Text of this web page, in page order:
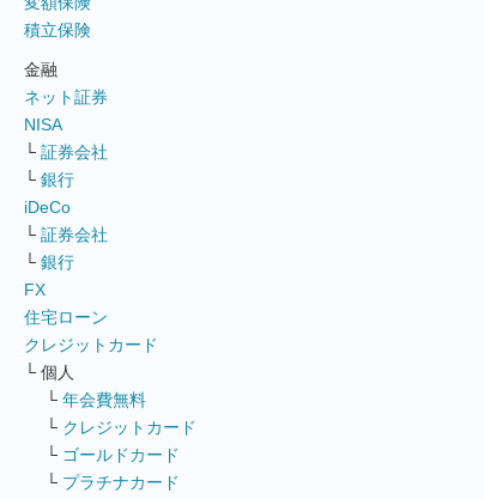
積立保険
金融
ネット証券
NISA
└ 証券会社
└ 銀行
iDeCo
└ 証券会社
└ 銀行
FX
住宅ローン
クレジットカード
└ 個人
└ 年会費無料
└ クレジットカード
└ ゴールドカード
└ プラチナカード